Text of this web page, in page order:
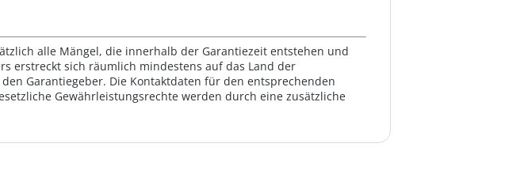
alle Mängel, die innerhalb der Garantiezeit entstehen und
erstreckt sich räumlich mindestens auf das Land der
Garantiegeber. Die Kontaktdaten für den entsprechenden
Gewährleistungsrechte werden durch eine zusätzliche